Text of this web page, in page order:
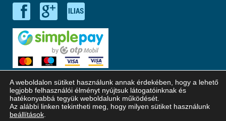
© Copyright 2016 - 2026. Neteducatio. Minden jog fenntartva!
A weboldalon sütiket használunk annak érdekében, hogy a lehető
legjobb felhasználói élményt nyújtsuk látogatóinknak és
hatékonyabbá tegyük weboldalunk működését.
Az alábbi linken tekintheti meg, hogy milyen sütiket használunk
beállítások